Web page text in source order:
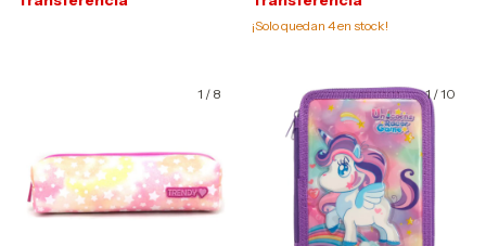
¡Solo quedan 4en stock!
1 / 8 1 /10